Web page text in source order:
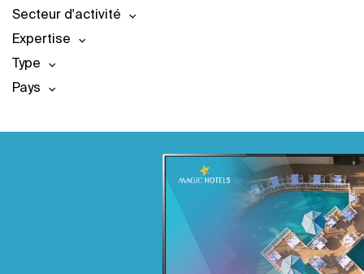
Secteur d'activité
Expertise
Type
Pays